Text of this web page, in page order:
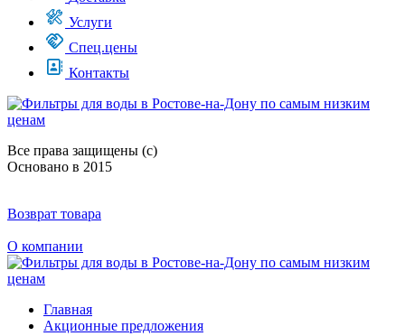
Услуги
Спец.цены
Контакты
Все права защищены (с)
Основано в 2015
Возврат товара
О компании
Главная
Акционные предложения